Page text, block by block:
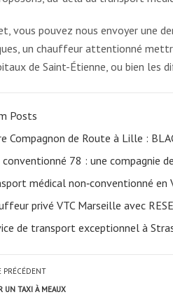
vous pouvez nous envoyer une
un chauffeur attentionné
de Saint-Étienne, ou bien les
Posts
Compagnon de Route à Lille :
conventionné 78 : une compagnie
médical non‑conventionné
privé VTC Marseille avec
de transport exceptionnel à
PRÉCÉDENT
UN TAXI À MEAUX